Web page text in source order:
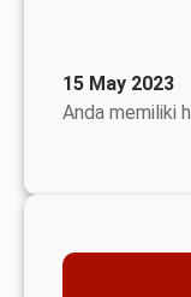
15 May 2023
Anda memiliki